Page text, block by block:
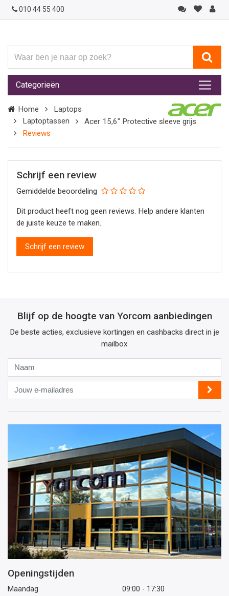
010 44 55 400
ben
je
naar
op
zoek?
Categorieën
Home
Laptops
Laptoptassen
Acer 15,6" Protective sleeve grijs
Reviews
Schrijf een review
Gemiddelde beoordeling
Dit product heeft nog geen reviews. Help andere klanten
de juiste keuze te maken.
Schrijf een review
Blijf op de hoogte van Yorcom aanbiedingen
De beste acties, exclusieve kortingen en cashbacks direct in je
mailbox
Jouw
e-
mailadres
Openingstijden
Maandag
09:00 - 17:30